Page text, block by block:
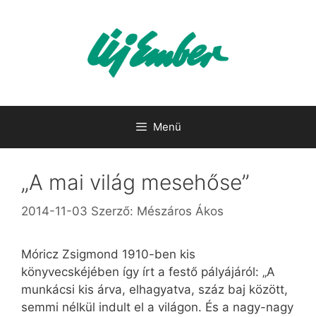
Menü
„A mai világ mesehőse”
2014-11-03 Szerző: Mészáros Ákos
Móricz Zsigmond 1910-ben kis
könyvecskéjében így írt a festő pályájáról: „A
munkácsi kis árva, elhagyatva, száz baj között,
semmi nélkül indult el a világon. És a nagy-nagy